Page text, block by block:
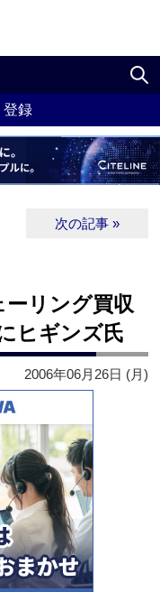
登録
次の記事 »
リング買収
ヒギンズ氏
2006年06月26日 (月)